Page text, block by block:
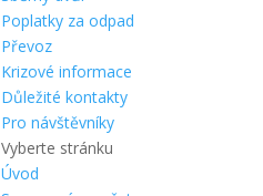
Poplatky za odpad
Převoz
Krizové informace
Důležité kontakty
Pro návštěvníky
Vyberte stránku
Úvod